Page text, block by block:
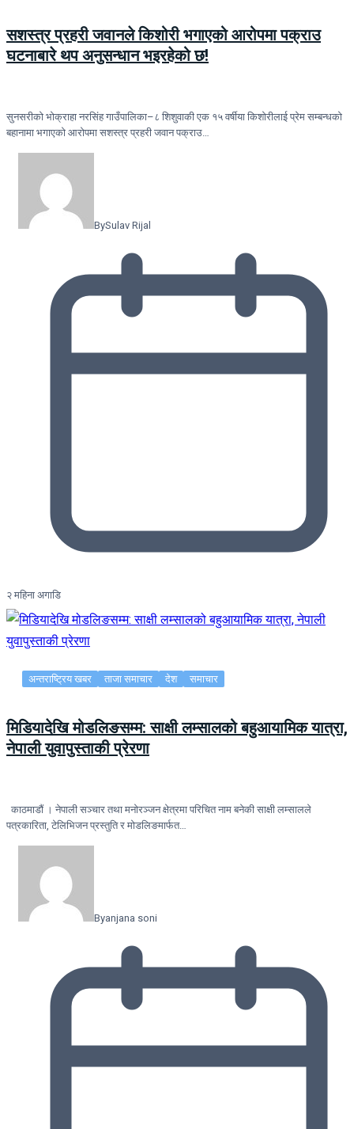
सशस्त्र प्रहरी जवानले किशोरी भगाएको आरोपमा पक्राउ
घटनाबारे थप अनुसन्धान भइरहेको छ!
सुनसरीको भोक्राहा नरसिंह गाउँपालिका–८ शिशुवाकी एक १५ वर्षीया किशोरीलाई प्रेम सम्बन्धको
बहानामा भगाएको आरोपमा सशस्त्र प्रहरी जवान पक्राउ…
BySulav Rijal
२ महिना अगाडि
अन्तराष्ट्रिय खबर ताजा समाचार देश समाचार
मिडियादेखि मोडलिङसम्म: साक्षी लम्सालको बहुआयामिक यात्रा,
नेपाली युवापुस्ताकी प्रेरणा
काठमाडौं । नेपाली सञ्चार तथा मनोरञ्जन क्षेत्रमा परिचित नाम बनेकी साक्षी लम्सालले
पत्रकारिता, टेलिभिजन प्रस्तुति र मोडलिङमार्फत…
Byanjana soni